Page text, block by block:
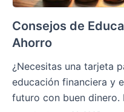
Consejos de
Ahorro
¿Necesitas una tarjeta
educación financiera y
futuro con buen dinero.